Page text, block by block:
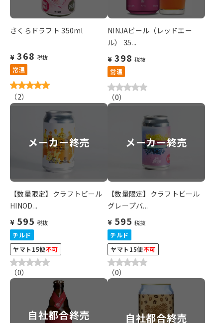
さくらドラフト 350ml
¥ 368 税抜
常温
（2）
NINJAビール（レッドエー
ル） 35...
¥ 398 税抜
常温
（0）
メーカー終売
【数量限定】クラフトビール
HINOD...
¥ 595 税抜
チルド
ヤマト15便不可
（0）
メーカー終売
【数量限定】クラフトビール
グレープバ...
¥ 595 税抜
チルド
ヤマト15便不可
（0）
自社都合終売 自社都合終売